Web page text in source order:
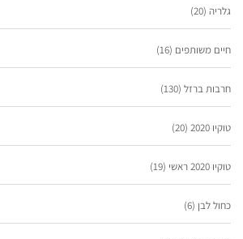
גלריה (20)
חיים משותפים (16)
חרבות ברזל (130)
טוקיו 2020 (20)
טוקיו 2020 ראשי (19)
כחול לבן (6)